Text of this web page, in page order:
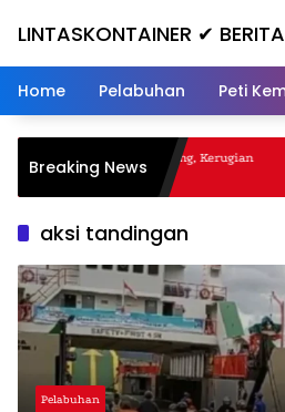
LINTASKONTAINER ✔
KONTAINER TERBARU HARI
Home Pelabuhan Peti
Breaking News
Nanjak, Masuk ke Jurang, Kerugian
aksi tandingan
Pelabuhan